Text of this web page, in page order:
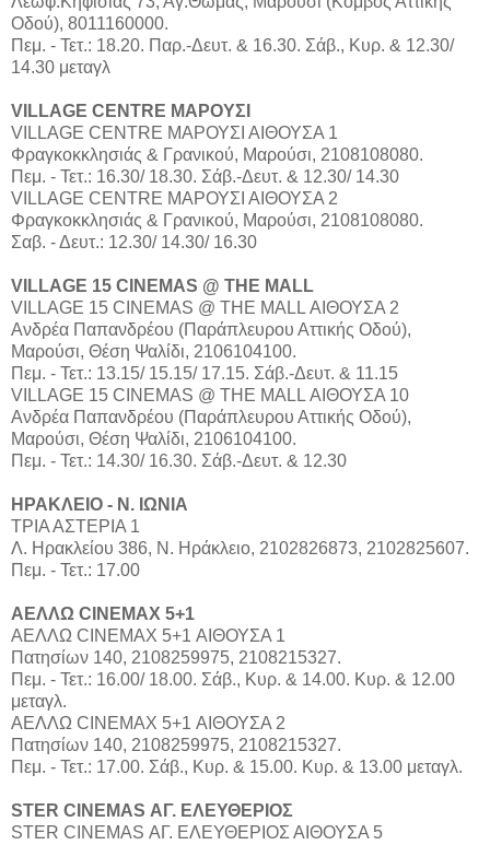
Οδού), 8011160000.
Πεμ. - Τετ.: 18.20. Παρ.-Δευτ. & 16.30. Σάβ., Κυρ. & 12.30/
14.30 μεταγλ
VILLAGE CENTRE ΜΑΡΟΥΣΙ
VILLAGE CENTRE ΜΑΡΟΥΣΙ ΑΙΘΟΥΣΑ 1
Φραγκοκκλησιάς & Γρανικού, Μαρούσι, 2108108080.
Πεμ. - Τετ.: 16.30/ 18.30. Σάβ.-Δευτ. & 12.30/ 14.30
VILLAGE CENTRE ΜΑΡΟΥΣΙ ΑΙΘΟΥΣΑ 2
Φραγκοκκλησιάς & Γρανικού, Μαρούσι, 2108108080.
Σαβ. - Δευτ.: 12.30/ 14.30/ 16.30
VILLAGE 15 CINEMAS @ THE MALL
VILLAGE 15 CINEMAS @ THE MALL ΑΙΘΟΥΣΑ 2
Aνδρέα Παπανδρέου (Παράπλευρου Αττικής Οδού),
Μαρούσι, Θέση Ψαλίδι, 2106104100.
Πεμ. - Τετ.: 13.15/ 15.15/ 17.15. Σάβ.-Δευτ. & 11.15
VILLAGE 15 CINEMAS @ THE MALL ΑΙΘΟΥΣΑ 10
Aνδρέα Παπανδρέου (Παράπλευρου Αττικής Οδού),
Μαρούσι, Θέση Ψαλίδι, 2106104100.
Πεμ. - Τετ.: 14.30/ 16.30. Σάβ.-Δευτ. & 12.30
ΗΡΑΚΛΕΙΟ - Ν. ΙΩΝΙΑ
ΤΡΙΑ ΑΣΤΕΡΙΑ 1
Λ. Ηρακλείου 386, Ν. Ηράκλειο, 2102826873, 2102825607.
Πεμ. - Τετ.: 17.00
ΑΕΛΛΩ CINEMAX 5+1
ΑΕΛΛΩ CINEMAX 5+1 ΑΙΘΟΥΣΑ 1
Πατησίων 140, 2108259975, 2108215327.
Πεμ. - Τετ.: 16.00/ 18.00. Σάβ., Κυρ. & 14.00. Κυρ. & 12.00
μεταγλ.
ΑΕΛΛΩ CINEMAX 5+1 ΑΙΘΟΥΣΑ 2
Πατησίων 140, 2108259975, 2108215327.
Πεμ. - Τετ.: 17.00. Σάβ., Κυρ. & 15.00. Κυρ. & 13.00 μεταγλ.
STER CINEMAS ΑΓ. ΕΛΕΥΘΕΡΙΟΣ
STER CINEMAS ΑΓ. ΕΛΕΥΘΕΡΙΟΣ ΑΙΘΟΥΣΑ 5